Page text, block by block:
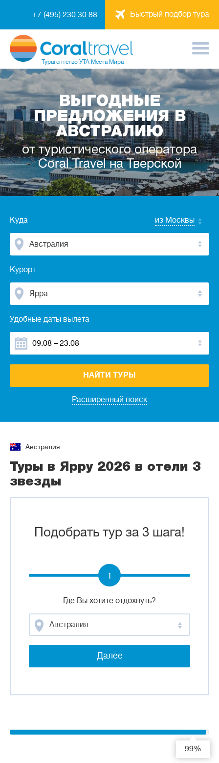
Быстрый подбор тура
+7 (495) 230 30 88
Турагентство УТА Места Мира
ВЫГОДНЫЕ
ПРЕДЛОЖЕНИЯ В
АВСТРАЛИЮ
от туристического оператора
Coral Travel на Тверской
Куда из Москвы
Австралия
Курорт
Ярра
Удобные даты вылета
Расширенный поиск
НАЙТИ ТУРЫ
Австралия
Туры в Ярру 2026 в отели 3
звезды
Подобрать тур за 3 шага!
Где Вы хотите отдохнуть?
Австралия
Далее
1
99%